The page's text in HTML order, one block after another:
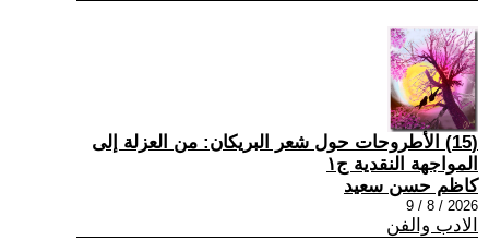
(15) الأطروحات حول شعر البريكان: من العزلة إلى
المواجهة النقدية ج١
كاظم حسن سعيد
2026 / 8 / 9
الادب والفن